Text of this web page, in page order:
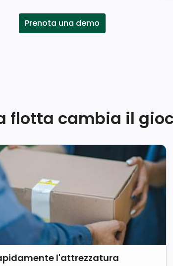
grazie
Prenota una demo
flotta cambia il
l'attrezzatura